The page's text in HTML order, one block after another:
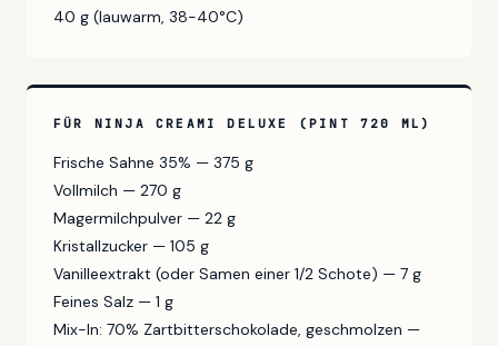
40 g (lauwarm, 38-40°C)
FÜR NINJA CREAMI DELUXE (PINT 720 ML)
Frische Sahne 35% — 375 g
Vollmilch — 270 g
Magermilchpulver — 22 g
Kristallzucker — 105 g
Vanilleextrakt (oder Samen einer 1/2 Schote) — 7 g
Feines Salz — 1 g
Mix-In: 70% Zartbitterschokolade, geschmolzen —